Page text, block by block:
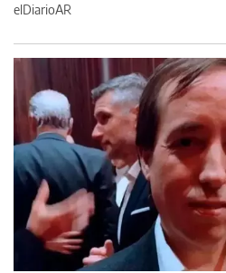
elDiarioAR